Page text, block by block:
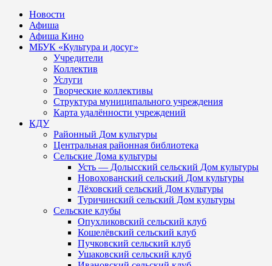
Новости
Афиша
Афиша Кино
МБУК «Культура и досуг»
Учредители
Коллектив
Услуги
Творческие коллективы
Структура муниципального учреждения
Карта удалённости учреждений
КДУ
Районный Дом культуры
Центральная районная библиотека
Сельские Дома культуры
Усть — Долысский сельский Дом культуры
Новохованский сельский Дом культуры
Лёховский сельский Дом культуры
Туричинский сельский Дом культуры
Сельские клубы
Опухликовский сельский клуб
Кошелёвский сельский клуб
Пучковский сельский клуб
Ушаковский сельский клуб